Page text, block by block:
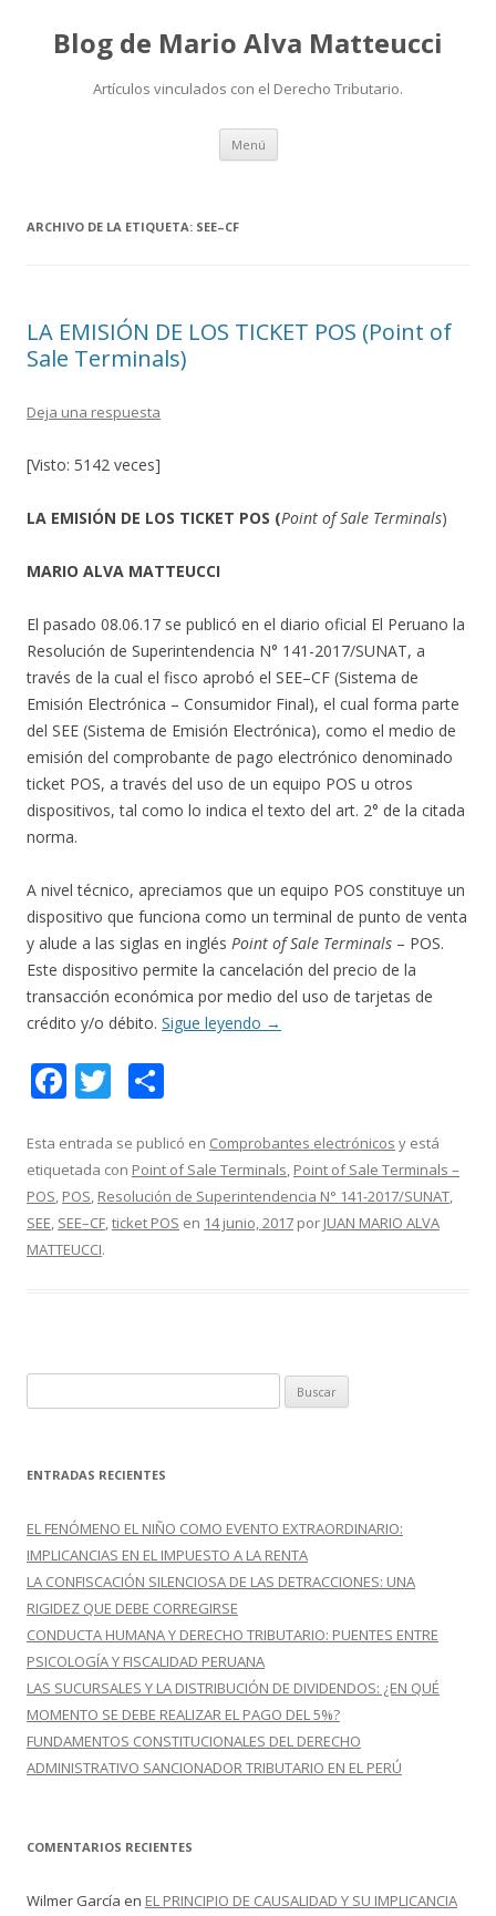
Blog de Mario Alva Matteucci
Artículos vinculados con el Derecho Tributario.
Menú Ir
contenido
ARCHIVO DE LA ETIQUETA: SEE–CF
LA EMISIÓN DE LOS TICKET POS (Point of
Sale Terminals)
Deja una respuesta
[Visto: 5142 veces]
LA EMISIÓN DE LOS TICKET POS (Point of Sale Terminals)
MARIO ALVA MATTEUCCI
El pasado 08.06.17 se publicó en el diario oficial El Peruano la
Resolución de Superintendencia N° 141-2017/SUNAT, a
través de la cual el fisco aprobó el SEE–CF (Sistema de
Emisión Electrónica – Consumidor Final), el cual forma parte
del SEE (Sistema de Emisión Electrónica), como el medio de
emisión del comprobante de pago electrónico denominado
ticket POS, a través del uso de un equipo POS u otros
dispositivos, tal como lo indica el texto del art. 2° de la citada
norma.
A nivel técnico, apreciamos que un equipo POS constituye un
dispositivo que funciona como un terminal de punto de venta
y alude a las siglas en inglés Point of Sale Terminals – POS.
Este dispositivo permite la cancelación del precio de la
transacción económica por medio del uso de tarjetas de
crédito y/o débito. Sigue leyendo →
F
e
b
o
o
T
itt
er
m
p
ar
Esta entrada se publicó en Comprobantes electrónicos y está
etiquetada con Point of Sale Terminals, Point of Sale Terminals –
POS, POS, Resolución de Superintendencia N° 141-2017/SUNAT,
SEE, SEE–CF,ticket POS en 14 junio, 2017 por JUAN MARIO ALVA
MATTEUCCI.
u
c
r
:
ENTRADAS RECIENTES
EL FENÓMENO EL NIÑO COMO EVENTO EXTRAORDINARIO:
IMPLICANCIAS EN EL IMPUESTO A LA RENTA
LA CONFISCACIÓN SILENCIOSA DE LAS DETRACCIONES: UNA
RIGIDEZ QUE DEBE CORREGIRSE
CONDUCTA HUMANA Y DERECHO TRIBUTARIO: PUENTES ENTRE
PSICOLOGÍA Y FISCALIDAD PERUANA
LAS SUCURSALES Y LA DISTRIBUCIÓN DE DIVIDENDOS: ¿EN QUÉ
MOMENTO SE DEBE REALIZAR EL PAGO DEL 5%?
FUNDAMENTOS CONSTITUCIONALES DEL DERECHO
ADMINISTRATIVO SANCIONADOR TRIBUTARIO EN EL PERÚ
COMENTARIOS RECIENTES
Wilmer García en EL PRINCIPIO DE CAUSALIDAD Y SU IMPLICANCIA